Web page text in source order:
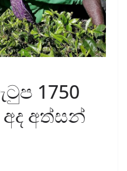
1750
අත්සන්